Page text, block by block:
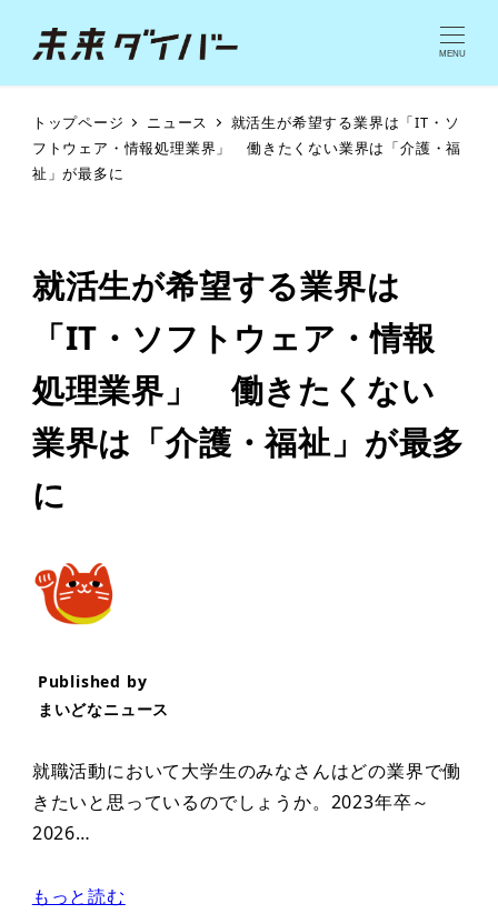
MENU
トップページ ニュース
就活生が希望する業界は「IT・ソ
フトウェア・情報処理業界」 働きたくない業界は「介護・福
祉」が最多に
就活生が希望する業界は
「IT・ソフトウェア・情報
処理業界」 働きたくない
業界は「介護・福祉」が最多
に
Published by
まいどなニュース
就職活動において大学生のみなさんはどの業界で働
きたいと思っているのでしょうか。2023年卒～
2026…
もっと読む